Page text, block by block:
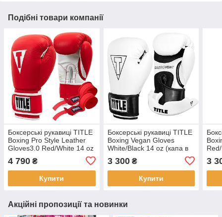
Подібні товари компанії
Боксерські рукавиці TITLE
Boxing Pro Style Leather
Gloves3.0 Red/White 14 oz
4 790 ₴
Купити
Боксерські рукавиці TITLE
Boxing Vegan Gloves
White/Black 14 oz (капа в
3 300₴
Купити
3
Акційні пропозиції та новинки